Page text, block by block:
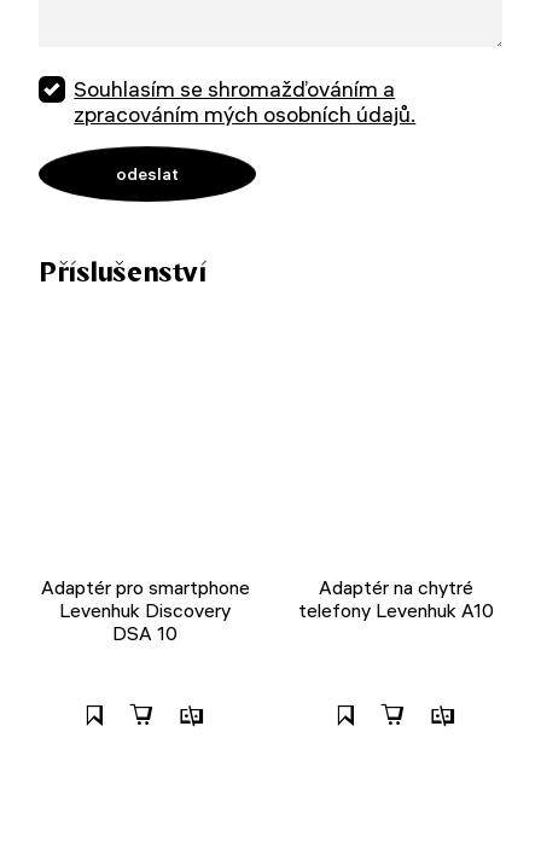
Souhlasím se shromažďováním a
zpracováním mých osobních údajů.
Příslušenství
Adaptér pro smartphone
Levenhuk Discovery
DSA 10
Adaptér na chytré
telefony Levenhuk A10